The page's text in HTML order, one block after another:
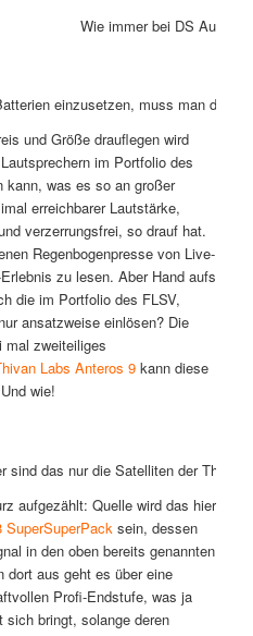
Wie immer bei DS Audio
einzusetzen, muss man das
und Größe drauflegen wird
im Portfolio des
kann, was es so an großer
erreichbarer Lautstärke,
verzerrungsfrei, so drauf hat.
Regenbogenpresse von Live-
zu lesen. Aber Hand aufs
die im Portfolio des FLSV,
ansatzweise einlösen? Die
mal zweiteiliges
Labs Anteros 9kann diese
wie!
sind das nur die Satelliten der Thivan
aufgezählt: Quelle wird das hier
SuperSuperPacksein, dessen
in den oben bereits genannten
dort aus geht es über eine
Profi-Endstufe, was ja
sich bringt, solange deren